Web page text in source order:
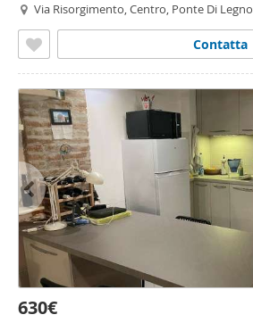
Via Risorgimento, Centro, Ponte Di Legno
Contatta
630€